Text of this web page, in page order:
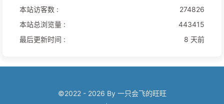
本站访客数 :
274826
本站总浏览量 :
443415
最后更新时间 :
8 天前
©2022 - 2026 By 一只会飞的旺旺